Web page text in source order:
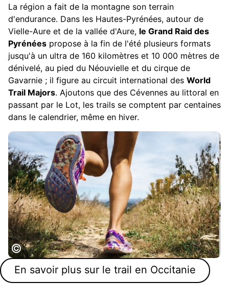
La région a fait de la montagne son terrain
d'endurance. Dans les Hautes-Pyrénées, autour de
Vielle-Aure et de la vallée d'Aure, le Grand Raid des
Pyrénées propose à la fin de l'été plusieurs formats
jusqu'à un ultra de 160 kilomètres et 10 000 mètres de
dénivelé, au pied du Néouvielle et du cirque de
Gavarnie ; il figure au circuit international des World
Trail Majors. Ajoutons que des Cévennes au littoral en
passant par le Lot, les trails se comptent par centaines
dans le calendrier, même en hiver.
Challenge trail Provence Occitane
En savoir plus sur le trail en Occitanie